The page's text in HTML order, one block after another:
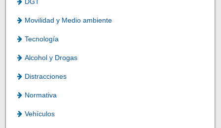
Movilidad y Medio ambiente
Tecnología
Alcohol y Drogas
Distracciones
Normativa
Vehículos